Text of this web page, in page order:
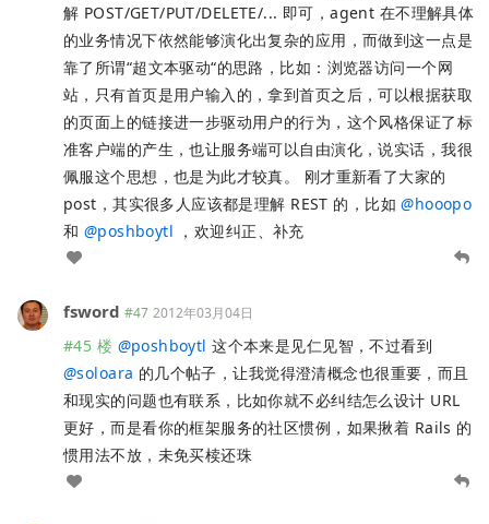
解 POST/GET/PUT/DELETE/... 即可，agent 在不理解具体
的业务情况下依然能够演化出复杂的应用，而做到这一点是
靠了所谓“超文本驱动“的思路，比如：浏览器访问一个网
站，只有首页是用户输入的，拿到首页之后，可以根据获取
的页面上的链接进一步驱动用户的行为，这个风格保证了标
准客户端的产生，也让服务端可以自由演化，说实话，我很
佩服这个思想，也是为此才较真。 刚才重新看了大家的
post，其实很多人应该都是理解 REST 的，比如@hooopo
和 @poshboytl ，欢迎纠正、补充
fsword #47 2012年03月04日
#45 楼 @poshboytl 这个本来是见仁见智，不过看到
@soloara 的几个帖子，让我觉得澄清概念也很重要，而且
和现实的问题也有联系，比如你就不必纠结怎么设计 URL
更好，而是看你的框架服务的社区惯例，如果揪着 Rails 的
惯用法不放，未免买椟还珠